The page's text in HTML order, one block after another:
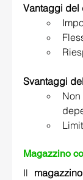
Vantaggi
Svantaggi
Non
Magazzino
Il